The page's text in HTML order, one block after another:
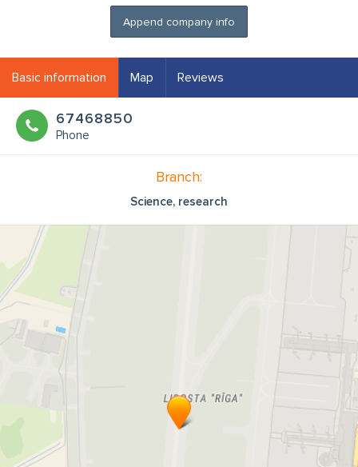
Append company info
Basic information Map Reviews
67468850
Phone
Branch:
Science, research